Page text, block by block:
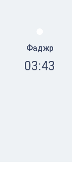
Фаджр
03:43